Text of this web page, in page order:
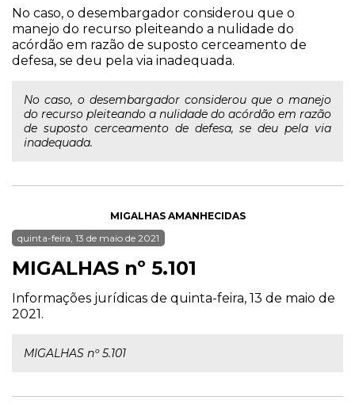
No caso, o desembargador considerou que o
manejo do recurso pleiteando a nulidade do
acórdão em razão de suposto cerceamento de
defesa, se deu pela via inadequada.
No caso, o desembargador considerou que o manejo
do recurso pleiteando a nulidade do acórdão em razão
de suposto cerceamento de defesa, se deu pela via
inadequada.
MIGALHAS AMANHECIDAS
quinta-feira, 13 de maio de 2021
MIGALHAS nº 5.101
Informações jurídicas de quinta-feira, 13 de maio de
2021.
MIGALHAS nº 5.101